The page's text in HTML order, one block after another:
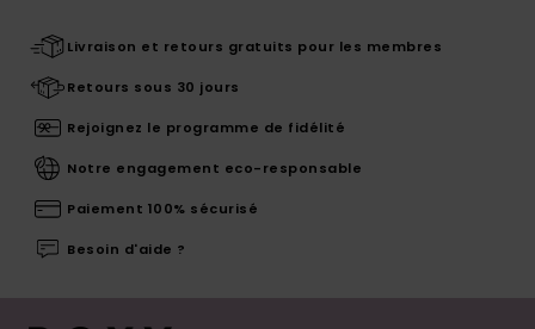
Livraison et retours gratuits pour les membres
Retours sous 30 jours
Rejoignez le programme de fidélité
Notre engagement eco-responsable
Paiement 100% sécurisé
Besoin d'aide ?